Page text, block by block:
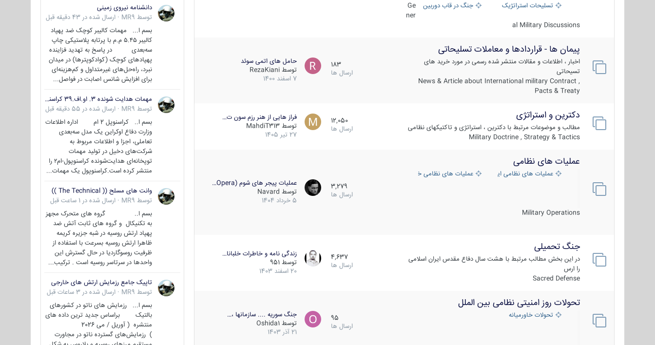
تسلیحات استراتژیک
جنگ در قاب دوربین
Ge
ner
al Military Discussions
پیمان ها - قراردادها و معاملات تسلیحاتی
اخبار ، اطلاعات و مقالات منتشر شده رسمی در مورد خرید های
تسیحاتی
News & Article about International military Contract ,
Pacts & Treaty
183
ارسال ها
حامل های اتمی سوئد
توسط RezaKiani
7 اسفند 1400
دکترین و استراتژی
مطالب و موضوعات مرتبط با دکترین ، استراتژی و تاکتیکهای نظامی
Military Doctrine , Strategy & Tactics
12,050
ارسال ها
فراز هایی از هنر رزم سون ت…
توسط MahdiT313
27 تیر 1405
عملیات های نظامی
عملیات های نظامی ایران عملیات های نظامی خارجی
Military Operations
3,279
ارسال ها
عملیات پیجر های شوم (Opera…
توسط Navard
5 خرداد 1404
جنگ تحمیلی
در این بخش مطالب مرتبط با هشت سال دفاع مقدس ایران اسلامی
را ارس
Sacred Defense
4,637
ارسال ها
زندگی نامه و خاطرات خلبانا…
توسط 951
20 اسفند 1403
تحولات روز امنیتی نظامی بین الملل
تحولات خاورمیانه
95
ارسال ها
جنگ سوریه .... سازمانها ،…
توسط Oshida1
21 آذر 1403
دانشنامه نیروی زمینی
توسط MR9
· ارسال شده در 43 دقیقه قبل
بسم ا... مهمات کالیبر کوچک ضد پهپاد
کالیبر ۵.۴۵ م.م با پرتابه پلاستیکی چاپ
سه‌بعدی در پاسخ به تهدید فزاینده
پهپادهای کوچک (کوادکوپترها) در میدان
نبرد، راه‌حل‌های غیرمتداول و کم‌هزینه‌ای
برای افزایش شانس اصابت در فواصل...
مهمات هدایت شونده 3. او.اف.39 کراسنوپل/بصیر( Krasnopol 3OF39 )
توسط MR9
· ارسال شده در 55 دقیقه قبل
بسم ا.. کراسنوپل 2 ام اداره اطلاعات
وزارت دفاع اوکراین یک مدل سه‌بعدی
تعاملی، اجزا و اطلاعات مربوط به
شرکت‌های دخیل در تولید مهمات
توپخانه‌ای هدایت‌شونده کراسنوپول-ام۲ را
منتشر کرده است.کراسنوپول یک مهمات...
وانت های مسلح (( The Technical ))
توسط MR9
· ارسال شده در 1 ساعت قبل
بسم ا.. گروه های متحرک مجهز
به تکنیکال و گروه های ثابت آتش ضد
پهپاد ارتش روسیه در شبه جزیره کریمه
ظاهرا ارتش روسیه بسرعت با استفاده از
ظرفیت روسوگاردیا در حال گسترش این
واحدها در سرتاسر روسیه است . ترکیب...
تاپیک جامع رزمایش ارتش های خارجی
توسط MR9
· ارسال شده در 3 ساعات قبل
بسم ا... رزمایش های ناتو در کشورهای
بالتیک براساس جدید ترین داده های
منتشره ( آوریل / می 2026
) رزمایش‌های گسترده ناتو در مجاورت